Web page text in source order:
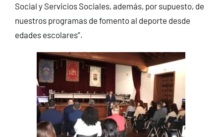
Social y Servicios Sociales, además, por supuesto, de
nuestros programas de fomento al deporte desde
edades escolares”.